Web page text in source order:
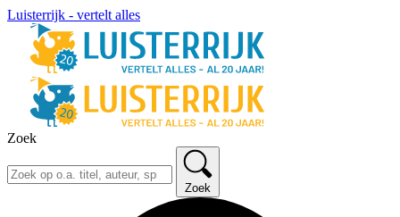
Luisterrijk - vertelt alles
Zoek
Zoek